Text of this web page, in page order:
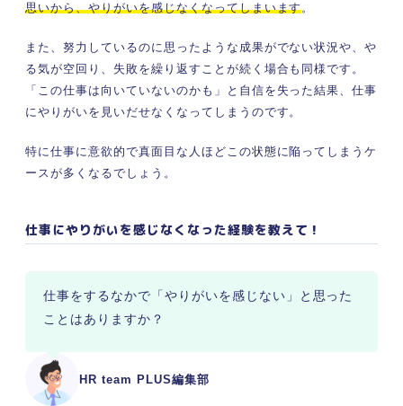
思いから、やりがいを感じなくなってしまいます。
また、努力しているのに思ったような成果がでない状況や、や
る気が空回り、失敗を繰り返すことが続く場合も同様です。
「この仕事は向いていないのかも」と自信を失った結果、仕事
にやりがいを見いだせなくなってしまうのです。
特に仕事に意欲的で真面目な人ほどこの状態に陥ってしまうケ
ースが多くなるでしょう。
仕事にやりがいを感じなくなった経験を教えて！
HR team PLUS編集部
仕事をするなかで「やりがいを感じない」と思った
ことはありますか？